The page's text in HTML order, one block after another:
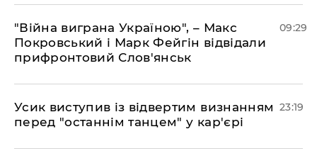
"Війна виграна Україною", – Макс
Покровський і Марк Фейгін відвідали
прифронтовий Слов'янськ
09:29
​Усик виступив із відвертим визнанням
перед "останнім танцем" у кар'єрі
23:19